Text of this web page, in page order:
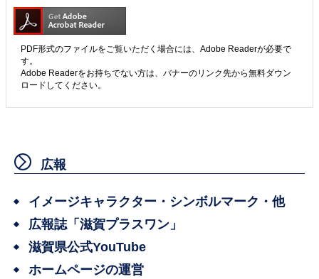
PDF形式のファイルをご覧いただく場合には、Adobe Readerが必要で
す。
Adobe Readerをお持ちでない方は、バナーのリンク先から無料ダウン
ロードしてください。
広報
イメージキャラクター・シンボルマーク・他
広報誌「滋賀プラスワン」
滋賀県公式YouTube
ホームページの運営